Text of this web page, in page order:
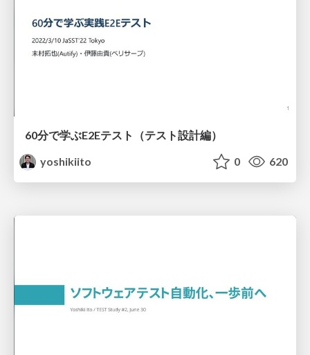
60分で学ぶE2Eテスト（テスト設計編）
yoshikiito
0 620